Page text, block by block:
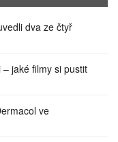
dva ze čtyř
jaké filmy si pustit
ve